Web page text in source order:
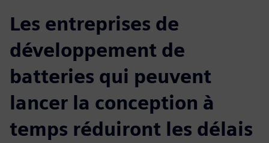
Les entreprises de
développement de
batteries qui peuvent
lancer la conception à
temps réduiront les délais